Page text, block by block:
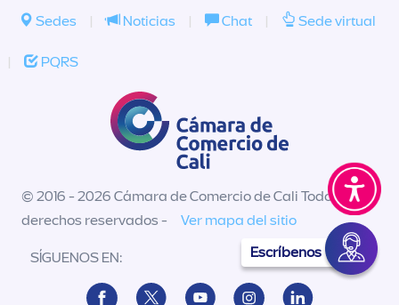
Escríbenos
Sedes | Noticias | Chat | Sede virtual
| PQRS
© 2016 - 2026 Cámara de Comercio de Cali Todos los
derechos reservados -
Ver mapa del sitio
SÍGUENOS EN: